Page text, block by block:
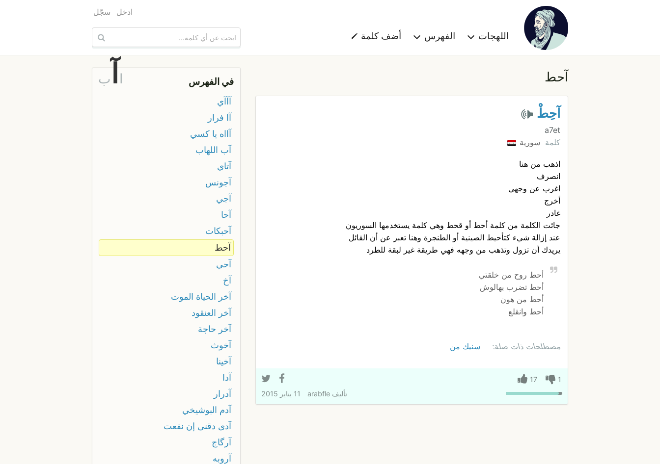
اللهجات الفهرس أضف كلمة
ادخل سجّل
آحط
آحِطْ
a7et
كلمة سورية
اذهب من هنا
انصرف
اغرب عن وجهي
أخرج
غادر
جائت الكلمة من كلمة أحط أو قحط وهي كلمة يستخدمها السوريون
عند إزالة شيء كتأحيط الصينية أو الطنجرة وهنا تعبر عن أن القائل
يريدك أن تزول وتذهب من وجهه فهي طريقة غير لبقة للطرد
أحط روح من خلقتي
أحط تضرب بهالوش
أحط من هون
أحط وانقلع
مصطلحات ذات صلة: سنيك من
1
17
تأليفarabfle 11 يناير 2015
في الفهرس ا ب
آآآي
آا فرار
آااه يا كسي
آب اللهاب
آتاي
آجونس
آجي
آحا
آحبكات
آحط
آحي
آخ
آخر الحياة الموت
آخر العنقود
آخر حاجة
آخوث
آخينا
آدا
آدرار
آدم البوشيخي
آدى دقنى إن نفعت
آرگاج
آروبه